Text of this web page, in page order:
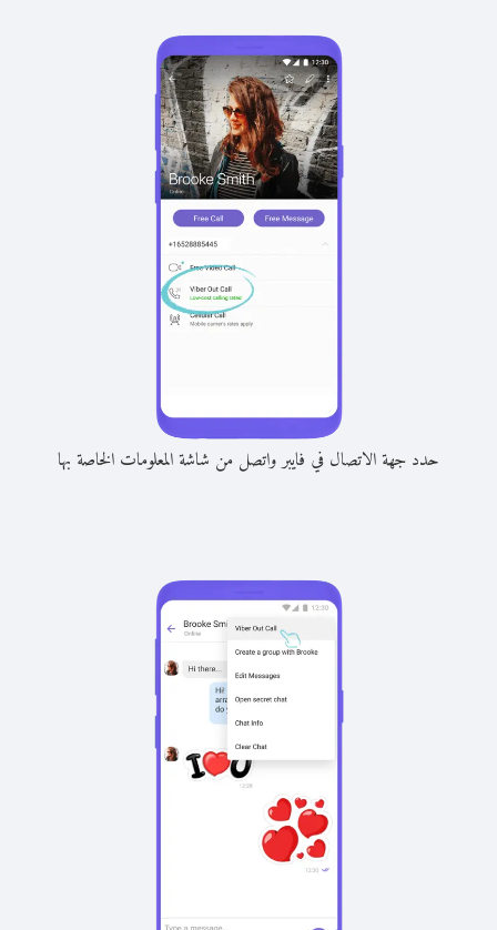
حدد جهة الاتصال في فايبر واتصل من شاشة المعلومات الخاصة بها